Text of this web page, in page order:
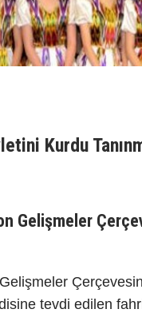
Kurdu
Gelişmeler
tevdi edilen